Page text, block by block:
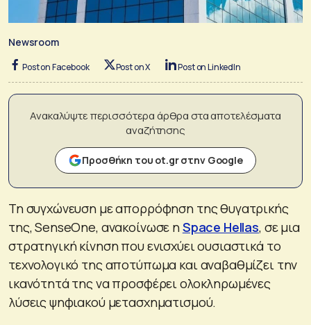
Newsroom
Post on Facebook Post on X Post on LinkedIn
Ανακαλύψτε περισσότερα άρθρα στα αποτελέσματα
αναζήτησης
Προσθήκη του ot.gr στην Google
Τη συγχώνευση με απορρόφηση της θυγατρικής
της, SenseOne, ανακοίνωσε ηSpace Hellas, σε μια
στρατηγική κίνηση που ενισχύει ουσιαστικά το
τεχνολογικό της αποτύπωμα και αναβαθμίζει την
ικανότητά της να προσφέρει ολοκληρωμένες
λύσεις ψηφιακού μετασχηματισμού.